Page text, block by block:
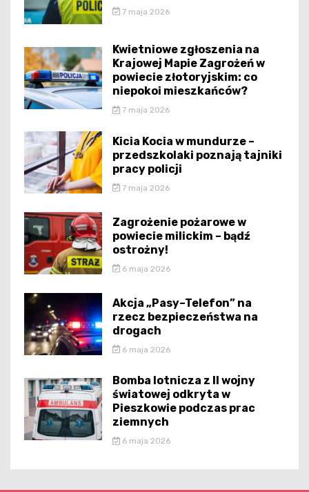
7 maja 2026
Kwietniowe zgłoszenia na
Krajowej Mapie Zagrożeń w
powiecie złotoryjskim: co
niepokoi mieszkańców?
7 maja 2026
Kicia Kocia w mundurze –
przedszkolaki poznają tajniki
pracy policji
7 maja 2026
Zagrożenie pożarowe w
powiecie milickim – bądź
ostrożny!
6 maja 2026
Akcja „Pasy–Telefon” na
rzecz bezpieczeństwa na
drogach
6 maja 2026
Bomba lotnicza z II wojny
światowej odkryta w
Pieszkowie podczas prac
ziemnych
6 maja 2026